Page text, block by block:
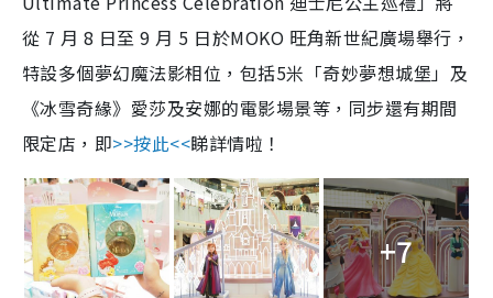
從 7 月 8 日至 9 月 5 日於MOKO 旺角新世紀廣場舉行，
特設多個夢幻魔法影相位，包括5米「奇妙夢想城堡」及
《冰雪奇緣》愛莎及安娜的電影場景等，同步還有期間
限定店，即>>按此<<睇詳情啦！
+7